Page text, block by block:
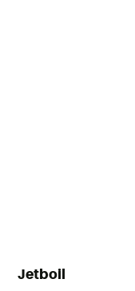
Jetboil